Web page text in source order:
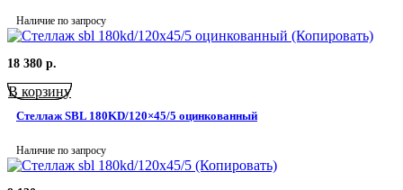
Наличие по запросу
18 380 р.
В корзину
Стеллаж SBL 180KD/120×45/5 оцинкованный
Наличие по запросу